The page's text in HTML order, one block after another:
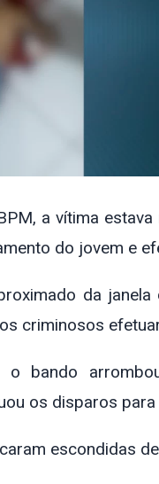
a vítima
do jovem e
da
criminosos
bando
os disparos
escondidas